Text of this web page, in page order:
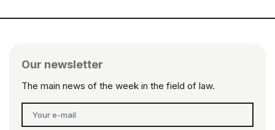
Our newsletter
The main news of the week in the field of law.